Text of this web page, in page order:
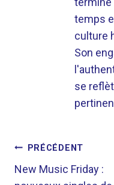
temps
culture
Son
se
DE
PRÉCÉDENT
New Music Friday :